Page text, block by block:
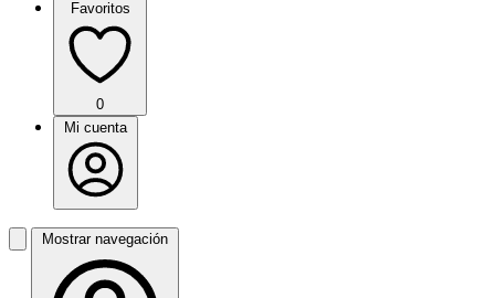
Favoritos
0
Mi cuenta
Mostrar navegación